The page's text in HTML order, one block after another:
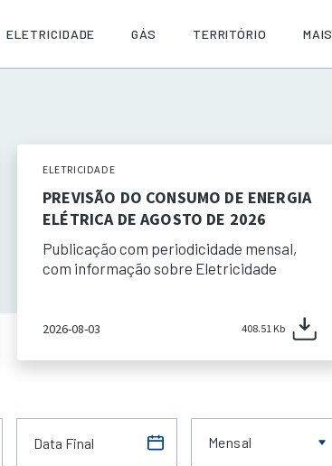
ELETRICIDADE GÁS TERRITÓRIO MAIS
ELETRICIDADE
PREVISÃO DO CONSUMO DE ENERGIA
ELÉTRICA DE AGOSTO DE 2026
Publicação com periodicidade mensal,
com informação sobre Eletricidade
2026-08-03 408.51 Kb
Mensal